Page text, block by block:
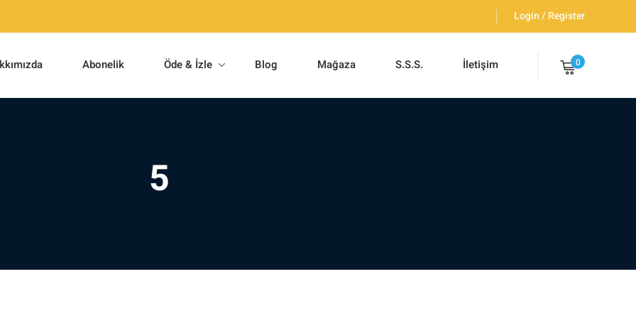
Login / Register
Abonelik Öde & İzle Blog Mağaza S.S.S. İletişim 0
5